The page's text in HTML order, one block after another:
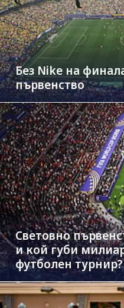
Без Nike на
първенство
Световно
и кой губи
футболен турнир?